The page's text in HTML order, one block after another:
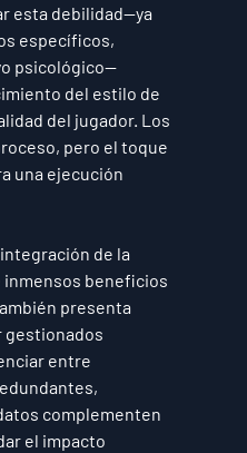
esta debilidad—ya
específicos,
psicológico—
del estilo de
del jugador. Los
pero el toque
una ejecución
de la
beneficios
presenta
gestionados
entre
complementen
el impacto